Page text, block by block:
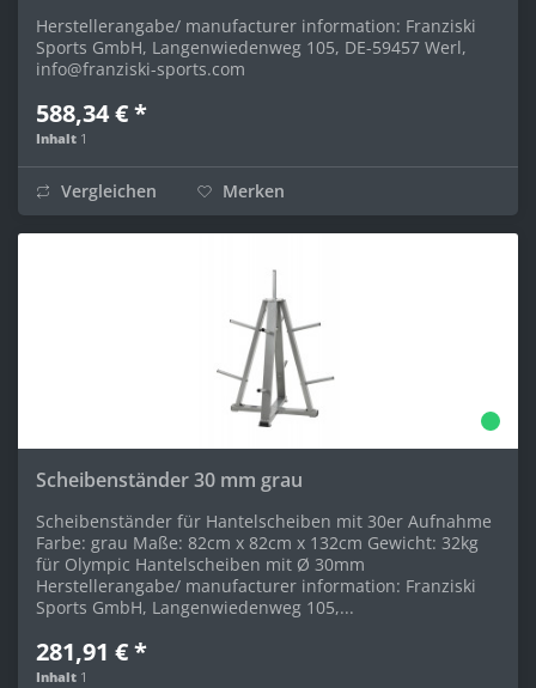
Herstellerangabe/ manufacturer information: Franziski
Sports GmbH, Langenwiedenweg 105, DE-59457 Werl,
info@franziski-sports.com
588,34 € *
Inhalt 1
Vergleichen Merken
Scheibenständer 30 mm grau
Scheibenständer für Hantelscheiben mit 30er Aufnahme
Farbe: grau Maße: 82cm x 82cm x 132cm Gewicht: 32kg
für Olympic Hantelscheiben mit Ø 30mm
Herstellerangabe/ manufacturer information: Franziski
Sports GmbH, Langenwiedenweg 105,...
281,91 € *
Inhalt 1